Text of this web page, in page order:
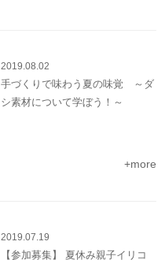
2019.08.02
手づくりで味わう夏の味覚 ～ダ
シ素材について学ぼう！～
+more
2019.07.19
【参加募集】 夏休み親子イリコ